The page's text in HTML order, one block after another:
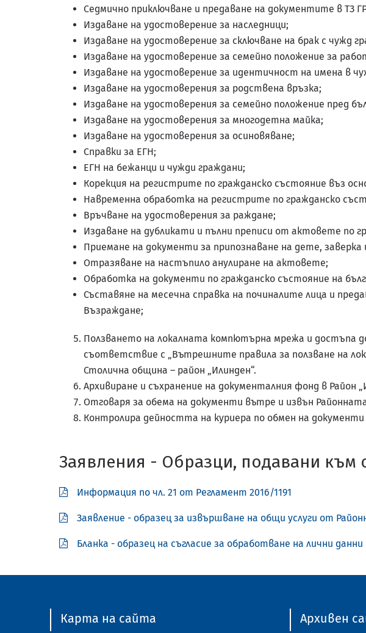
Седмично приключване и предаване на документите в ТЗ
Издаване на удостоверение за наследници;
Издаване на удостоверение за сключване на брак с чужд
Издаване на удостоверение за семейно положение за
Издаване на удостоверение за идентичност на имена в
Издаване на удостоверения за родствена връзка;
Издаване на удостоверения за семейно положение пред
Издаване на удостоверения за многодетна майка;
Издаване на удостоверения за осиновяване;
Справки за ЕГН;
ЕГН на бежанци и чужди граждани;
Корекция на регистрите по гражданско състояние въз
Навременна обработка на регистрите по гражданско
Връчване на удостоверения за раждане;
Издаване на дубликати и пълни преписи от актовете по
Приемане на документи за припознаване на дете,
Отразяване на настъпило анулиране на актовете;
Обработка на документи по гражданско състояние на
Съставяне на месечна справка на починалите лица и
Възраждане;
Ползването на локалната компютърна мрежа и достъпа
съответствие с „Вътрешните правила за ползване на
Столична община – район „Илинден“.
Архивиране и съхранение на документалния фонд в Район
Отговаря за обема на документи вътре и извън
Контролира дейността на куриера по обмен на
Заявления - Образци, подавани към
Информация по чл. 21 от Регламент 2016/1191
Заявление - образец за извършване на общи услуги от
Бланка - образец на съгласие за обработване на лични данни
Карта на сайта Архивен